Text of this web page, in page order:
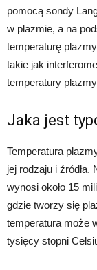
pomocą sondy
w plazmie, a na
temperaturę
takie jak
temperatury
Jaka jest
Temperatura
jej rodzaju i źródła.
wynosi około 15
gdzie tworzy się
temperatura może
tysięcy stopni